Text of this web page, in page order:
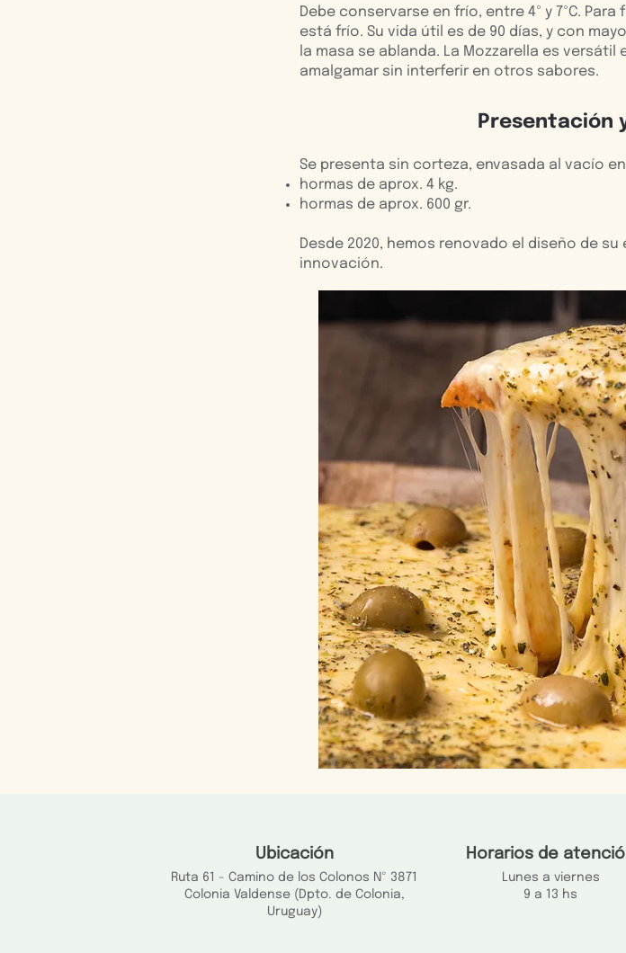
Debe conservarse en frío, entre 4º y 7ºC.
está frío. Su vida útil es de 90 días, y con
la masa se ablanda. La Mozzarella es
amalgamar sin interferir en otros sabores.
Presentación
Se presenta sin corteza, envasada al vacío
hormas de aprox. 4 kg.
hormas de aprox. 600 gr.
Desde 2020, hemos renovado el diseño de
innovación.
Ubicación
Ruta 61 - Camino de los Colonos Nº 3871
Colonia Valdense ( Dpto. de Colonia,
Uruguay)
Horarios de
Lunes a viernes
9 a 13 hs